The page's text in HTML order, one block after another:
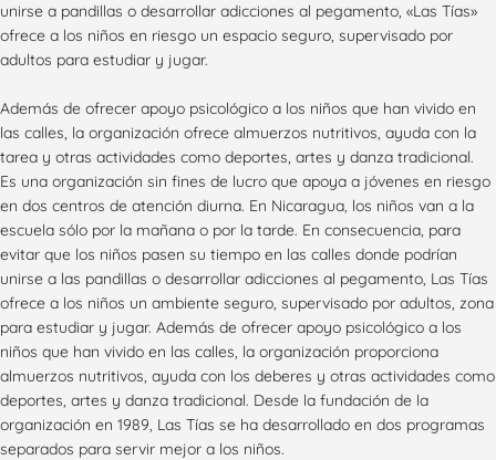
unirse a pandillas o desarrollar adicciones al pegamento, «Las Tías»
ofrece a los niños en riesgo un espacio seguro, supervisado por
adultos para estudiar y jugar.
Además de ofrecer apoyo psicológico a los niños que han vivido en
las calles, la organización ofrece almuerzos nutritivos, ayuda con la
tarea y otras actividades como deportes, artes y danza tradicional.
Es una organización sin fines de lucro que apoya a jóvenes en riesgo
en dos centros de atención diurna. En Nicaragua, los niños van a la
escuela sólo por la mañana o por la tarde. En consecuencia, para
evitar que los niños pasen su tiempo en las calles donde podrían
unirse a las pandillas o desarrollar adicciones al pegamento, Las Tías
ofrece a los niños un ambiente seguro, supervisado por adultos, zona
para estudiar y jugar. Además de ofrecer apoyo psicológico a los
niños que han vivido en las calles, la organización proporciona
almuerzos nutritivos, ayuda con los deberes y otras actividades como
deportes, artes y danza tradicional. Desde la fundación de la
organización en 1989, Las Tías se ha desarrollado en dos programas
separados para servir mejor a los niños.